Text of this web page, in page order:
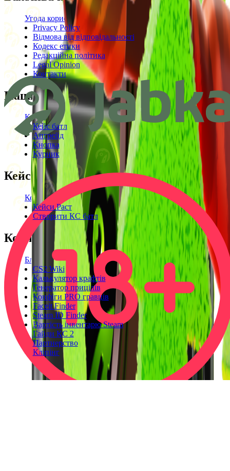
Угода користувача
Privacy Policy
Відмова від відповідальності
Кодекс етики
Редакційна політика
Legal Opinion
Контакти
Наші режими
Кейси
Кейс батл
Апгрейд
Кнопка
Курник
Кейси
Кейси КС2
Кейси Раст
Створити КС батл
Корисне
Блог
CS2 Wiki
Калькулятор крафтів
Генератор прицілів
Конфіги PRO гравців
Faceit Finder
Steam ID Finder
Вартість інвентарю Steam
Гайди КС 2
Партнерство
Кліпінг